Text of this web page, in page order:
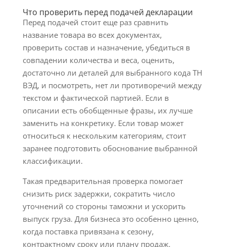
Что проверить перед подачей декларации
Перед подачей стоит еще раз сравнить
название товара во всех документах,
проверить состав и назначение, убедиться в
совпадении количества и веса, оценить,
достаточно ли деталей для выбранного кода ТН
ВЭД, и посмотреть, нет ли противоречий между
текстом и фактической партией. Если в
описании есть обобщенные фразы, их лучше
заменить на конкретику. Если товар может
относиться к нескольким категориям, стоит
заранее подготовить обоснование выбранной
классификации.
Такая предварительная проверка помогает
снизить риск задержки, сократить число
уточнений со стороны таможни и ускорить
выпуск груза. Для бизнеса это особенно ценно,
когда поставка привязана к сезону,
контрактному сроку или плану продаж.